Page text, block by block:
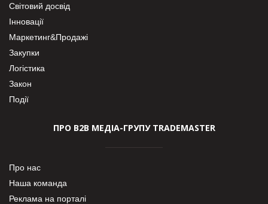
Світовий досвід
Інновації
Маркетинг&Продажі
Закупки
Логістика
Закон
Події
ПРО В2В МЕДІА-ГРУПУ TRADEMASTER
Про нас
Наша команда
Реклама на порталі